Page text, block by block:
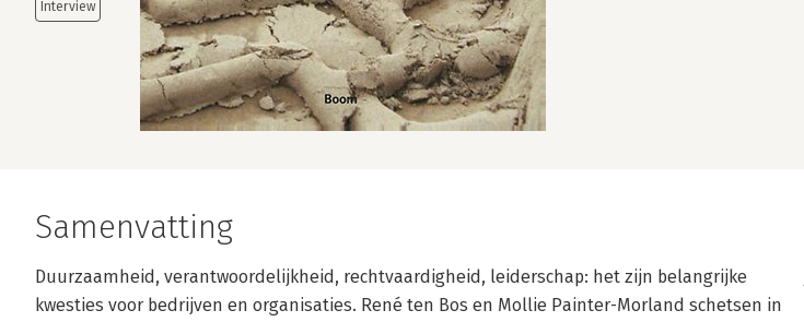
Samenvatting
Duurzaamheid, verantwoordelijkheid, rechtvaardigheid, leiderschap: het zijn belangrijke
kwesties voor bedrijven en organisaties. René ten Bos en Mollie Painter-Morland schetsen in